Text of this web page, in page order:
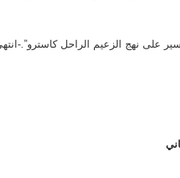
على نهج الزعيم الراحل كاسترو”.-